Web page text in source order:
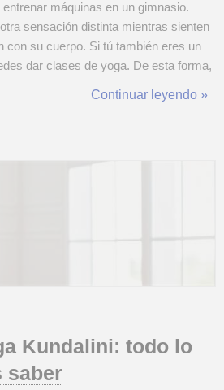
máquinas en un gimnasio.
sensación distinta mientras sienten
con su cuerpo. Si tú también eres un
dar clases de yoga. De esta forma,
Sin embargo, si no sabes cómo
Continuar leyendo »
Kundalini: todo lo
saber